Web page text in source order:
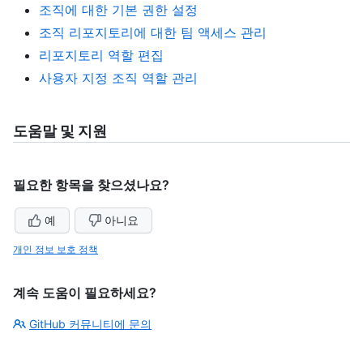
조직에 대한 기본 권한 설정
조직 리포지토리에 대한 팀 액세스 관리
리포지토리 역할 편집
사용자 지정 조직 역할 관리
도움말 및 지원
필요한 항목을 찾으셨나요?
예 아니요
개인 정보 보호 정책
계속 도움이 필요하세요?
GitHub 커뮤니티에 문의